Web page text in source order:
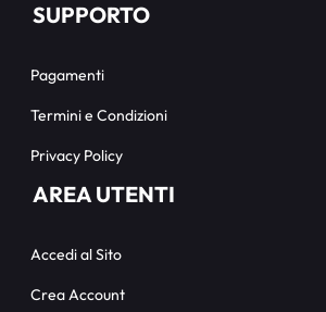
SUPPORTO
Pagamenti
Termini e Condizioni
Privacy Policy
AREA UTENTI
Accedi al Sito
Crea Account